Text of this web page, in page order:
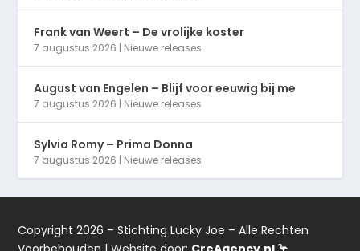
Frank van Weert – De vrolijke koster
7 augustus 2026 | Nieuwe releases
August van Engelen – Blijf voor eeuwig bij me
7 augustus 2026 | Nieuwe releases
Sylvia Romy – Prima Donna
7 augustus 2026 | Nieuwe releases
Copyright 2026 – Stichting Lucky Joe – Alle Rechten